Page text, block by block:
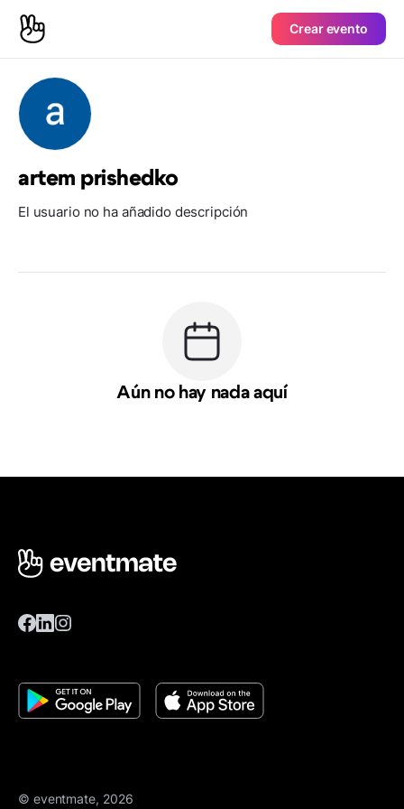
Crear evento
artem prishedko
El usuario no ha añadido descripción
Aún no hay nada aquí
© eventmate, 2026